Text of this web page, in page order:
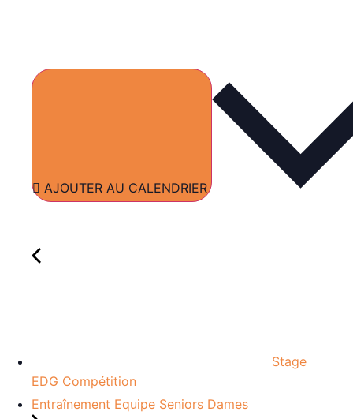
AJOUTER AU CALENDRIER
Stage
EDG Compétition
Entraînement Equipe Seniors Dames